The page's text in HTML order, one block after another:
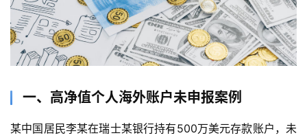
一、高净值个人海外账户未申报案例
某中国居民李某在瑞士某银行持有500万美元存款账户，未